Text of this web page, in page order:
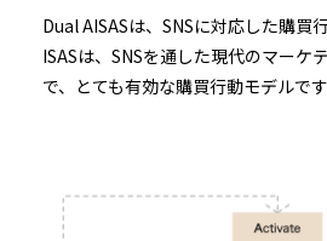
Dual AISASは、SNSに対応した購買
ISASは、SNSを通した現代のマーケ
で、とても有効な購買行動モデルです